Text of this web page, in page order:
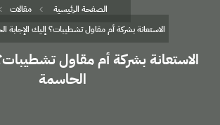
الصفحة الرئيسية
مقالات
الاستعانة بشركة أم مقاول تشطيبات؟ إليك الإجابة
الاستعانة بشركة أم مقاول
الحاسمة